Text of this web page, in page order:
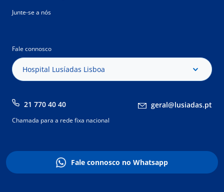
Junte-se a nós
Fale connosco
Hospital Lusíadas Lisboa
21 770 40 40 geral@lusiadas.pt
Chamada para a rede fixa nacional
Fale connosco no Whatsapp